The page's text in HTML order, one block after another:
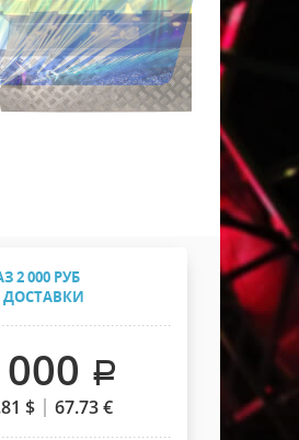
аппаратура
Стойки
и Кейсы
ИДН
2 000 РУБ
ДОСТАВКИ
.
$ 67.73€